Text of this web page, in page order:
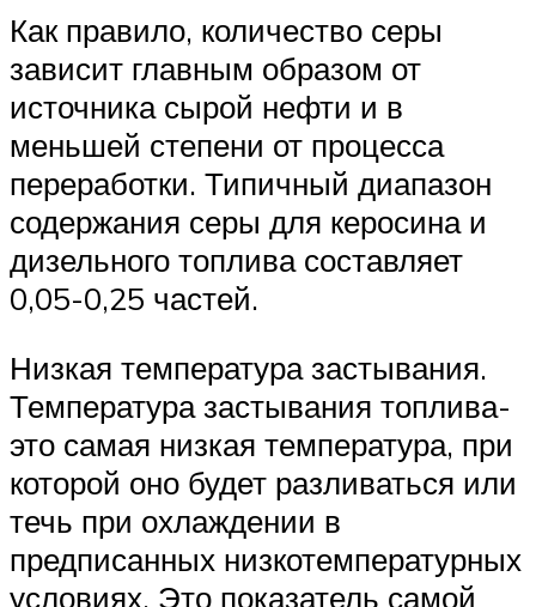
Как правило, количество серы
зависит главным образом от
источника сырой нефти и в
меньшей степени от процесса
переработки. Типичный диапазон
содержания серы для керосина и
дизельного топлива составляет
0,05-0,25 частей.
Низкая температура застывания.
Температура застывания топлива-
это самая низкая температура, при
которой оно будет разливаться или
течь при охлаждении в
предписанных низкотемпературных
условиях. Это показатель самой